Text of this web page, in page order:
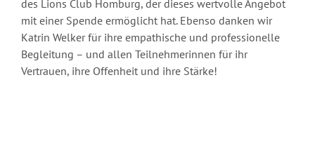
des Lions Club Homburg, der dieses wertvolle Angebot
mit einer Spende ermöglicht hat. Ebenso danken wir
Katrin Welker für ihre empathische und professionelle
Begleitung – und allen Teilnehmerinnen für ihr
Vertrauen, ihre Offenheit und ihre Stärke!